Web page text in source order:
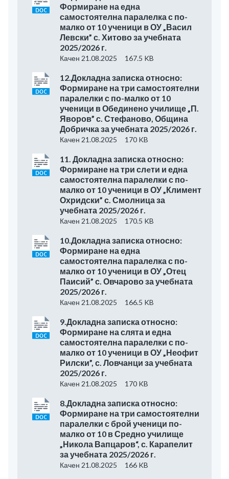
Формиране на една
самостоятелна паралелка с по-
малко от 10 ученици в ОУ „Васил
Левски” с. Хитово за учебната
2025/2026 г.
Качен 21.08.2025 167.5 KB
12.Докладна записка относно:
Формиране на три самостоятелни
паралелки с по-малко от 10
ученици в Обединено училище „П.
Яворов” с. Стефаново, Община
Добричка за учебната 2025/2026 г.
Качен 21.08.2025 170 KB
11. Докладна записка относно:
Формиране на три слeти и една
самостоятелна паралелки с по-
малко от 10 ученици в ОУ „Климент
Охридски” с. Смолница за
учебната 2025/2026 г.
Качен 21.08.2025 170.5 KB
10.Докладна записка относно:
Формиране на една
самостоятелна паралелка с по-
малко от 10 ученици в ОУ „Отец
Паисий” с. Овчарово за учебната
2025/2026 г.
Качен 21.08.2025 166.5 KB
9.Докладна записка относно:
Формиране на слята и една
самостоятелна паралелки с по-
малко от 10 ученици в ОУ „Неофит
Рилски”, с. Ловчанци за учебната
2025/2026 г.
Качен 21.08.2025 170 KB
8.Докладна записка относно:
Формиране на три самостоятелни
паралелки с брой ученици по-
малко от 10 в Средно училище
„Никола Вапцаров“, с. Карапелит
за учебната 2025/2026 г.
Качен 21.08.2025 166 KB